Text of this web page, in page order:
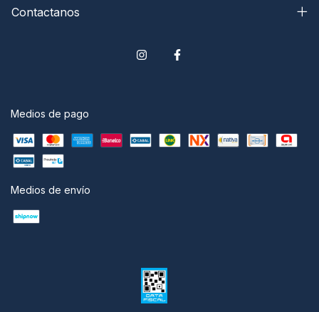
Contactanos
Medios de pago
Medios de envío